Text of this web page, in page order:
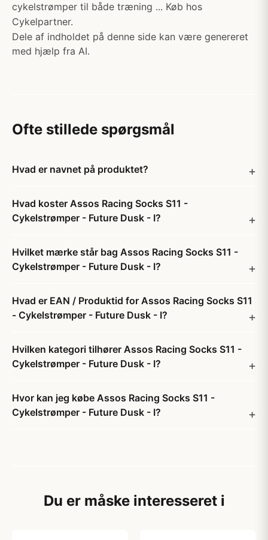
cykelstrømper til både træning ... Køb hos
Cykelpartner.
Dele af indholdet på denne side kan være genereret
med hjælp fra AI.
Ofte stillede spørgsmål
Hvad er navnet på produktet?
Hvad koster Assos Racing Socks S11 -
Cykelstrømper - Future Dusk - I?
Hvilket mærke står bag Assos Racing Socks S11 -
Cykelstrømper - Future Dusk - I?
Hvad er EAN / Produktid for Assos Racing Socks S11
- Cykelstrømper - Future Dusk - I?
Hvilken kategori tilhører Assos Racing Socks S11 -
Cykelstrømper - Future Dusk - I?
Hvor kan jeg købe Assos Racing Socks S11 -
Cykelstrømper - Future Dusk - I?
Du er måske interesseret i